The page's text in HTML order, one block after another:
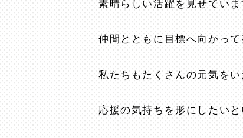
素晴らしい活躍を見せてい
仲間とともに目標へ向かって
私たちもたくさんの元気をい
応援の気持ちを形にしたいと